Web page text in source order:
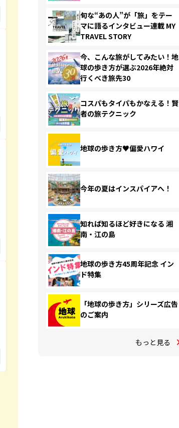
旬な“あの人”が「旅」をテー
マに語るインタビュー連載 MY
TRAVEL STORY
今、こんな旅がしてみたい！地
球の歩き方が選ぶ2026年絶対
行くべき旅先30
コスパもタイパもかなえる！賢
者の旅テクニック
地球の歩き方♥偏愛ハワイ
今年の夏はインスパイアへ！
知れば知るほど好きになる 湘
南・江の島
地球の歩き方45周年記念 イン
ド特集
「地球の歩き方」シリーズ広告
のご案内
もっと見る